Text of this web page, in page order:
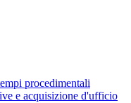
procedimentali
e acquisizione d'ufficio